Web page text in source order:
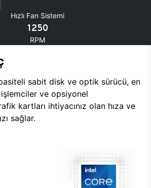
Hızlı Fan Sistemi
1250
RPM
sabit disk ve optik sürücü, en
ve opsiyonel
kartları ihtiyacınız olan hıza ve
sağlar.